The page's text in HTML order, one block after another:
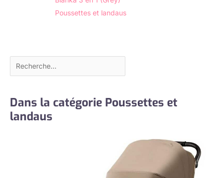
Poussettes et landaus
Dans la catégorie Poussettes et
landaus